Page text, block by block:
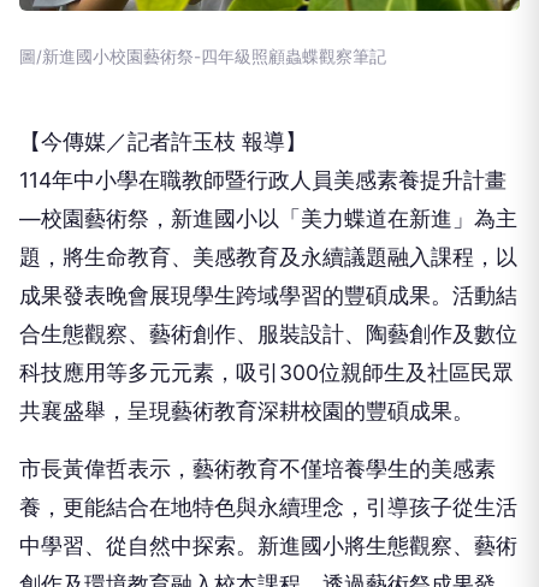
圖/新進國小校園藝術祭-四年級照顧蟲蝶觀察筆記
【今傳媒／記者許玉枝 報導】
114年中小學在職教師暨行政人員美感素養提升計畫
—校園藝術祭，新進國小以「美力蝶道在新進」為主
題，將生命教育、美感教育及永續議題融入課程，以
成果發表晚會展現學生跨域學習的豐碩成果。活動結
合生態觀察、藝術創作、服裝設計、陶藝創作及數位
科技應用等多元元素，吸引300位親師生及社區民眾
共襄盛舉，呈現藝術教育深耕校園的豐碩成果。
市長黃偉哲表示，藝術教育不僅培養學生的美感素
養，更能結合在地特色與永續理念，引導孩子從生活
中學習、從自然中探索。新進國小將生態觀察、藝術